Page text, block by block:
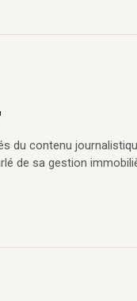
du contenu
de sa gestion